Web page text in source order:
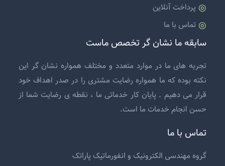
پرداخت آنلاین
تماس با ما
سابقه ما نشان گر تخصص ماست
تجربه های ما در موارد متعدد و مختلف همواره نشان گر این
نکته بوده که ما همواره رضایت مشتری را در صدر اهداف خود
قرار می دهیم . پایان کار خدماتی ما ، نقطه ی رضایت شما از
حسن انجام خدمات ما است.
تماس با ما
گروه مهندسی الکترونیک و انفورماتیک پاراتک